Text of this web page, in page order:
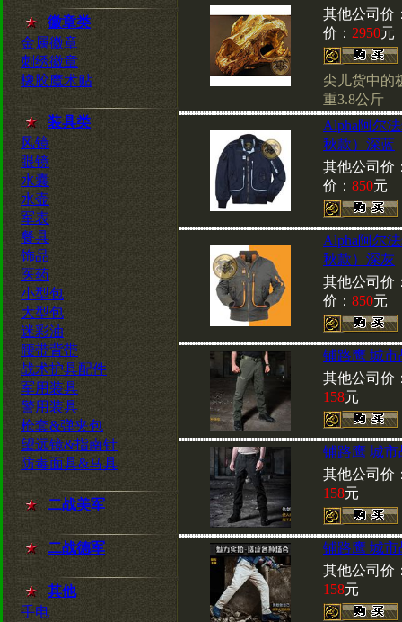
徽章类
金属徽章
刺绣徽章
橡胶魔术贴
装具类
风镜
眼镜
水囊
水壶
军表
餐具
饰品
医药
小型包
大型包
迷彩油
腰带背带
战术护具配件
军用装具
警用装具
枪套&弹夹包
望远镜&指南针
防毒面具&马具
二战美军
二战德军
其他
手电
其他公司价
价： 2950元
尖儿货中的
重3.8公斤
Alpha阿尔
秋款）深蓝
其他公司价
价： 850元
Alpha阿尔
秋款）深灰
其他公司价
价： 850元
铺路鹰 城
其他公司价
158元
铺路鹰 城
其他公司价
158元
铺路鹰 城
其他公司价
158元